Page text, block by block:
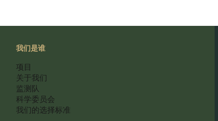
我们是谁
项目
关于我们
监测队
科学委员会
我们的选择标准